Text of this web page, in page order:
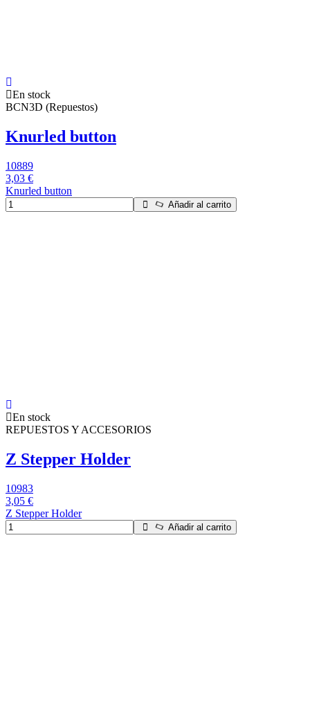
En stock
BCN3D (Repuestos)
Knurled button
10889
3,03 €
Knurled button
Añadir al carrito
En stock
REPUESTOS Y ACCESORIOS
Z Stepper Holder
10983
3,05 €
Z Stepper Holder
Añadir al carrito